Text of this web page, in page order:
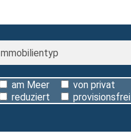
am Meer
reduziert
von privat
provisionsfrei